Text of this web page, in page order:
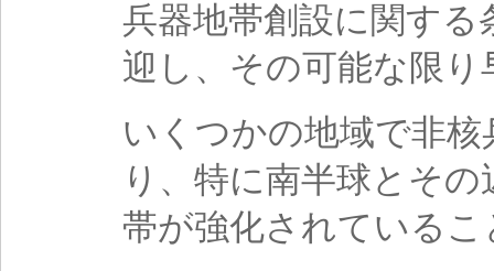
兵器地帯創設に関す
迎し、その可能な限
いくつかの地域で非
り、特に南半球とそ
帯が強化されている